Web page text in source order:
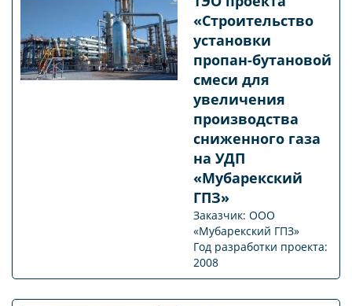
«Строительство
установки
пропан-бутановой
смеси для
увеличения
производства
сниженного газа
на УДП
«Мубарекский
ГПЗ»
Заказчик: ООО
«Мубарекский ГПЗ»
Год разработки проекта:
2008